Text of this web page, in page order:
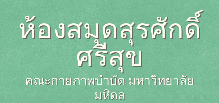
ห้องสมุดสุรศักดิ์
ศรีสุข
คณะกายภาพบำบัด มหาวิทยาลัย
มหิดล